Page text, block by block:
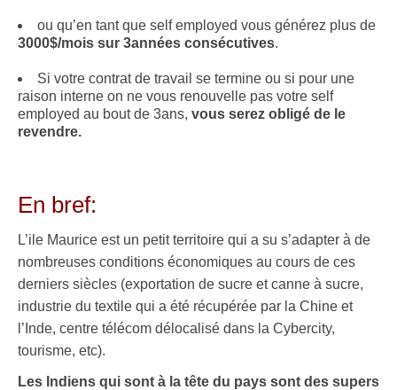
ou qu’en tant que self employed vous générez plus de
3000$/mois sur 3années consécutives.
Si votre contrat de travail se termine ou si pour une
raison interne on ne vous renouvelle pas votre self
employed au bout de 3ans, vous serez obligé de le
revendre.
En bref:
L’ile Maurice est un petit territoire qui a su s’adapter à de
nombreuses conditions économiques au cours de ces
derniers siècles (exportation de sucre et canne à sucre,
industrie du textile qui a été récupérée par la Chine et
l’Inde, centre télécom délocalisé dans la Cybercity,
tourisme, etc).
Les Indiens qui sont à la tête du pays sont des supers